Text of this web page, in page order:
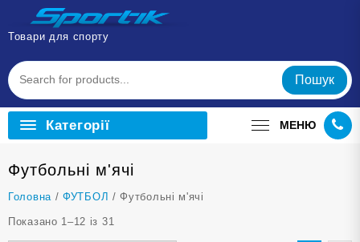
Перейти
вмісту
Товари для спорту
Пошук
Категорії МЕНЮ
Футбольні м'ячі
Головна /ФУТБОЛ / Футбольні м'ячі
Показано 1–12 із 31